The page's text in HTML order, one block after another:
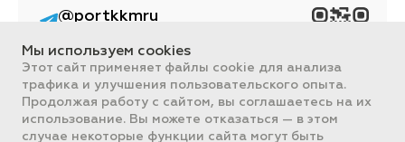
Вся информация, размещенная на сайте, носит ознакомительный
характер и не является публичной офертой, определяемой
положениями Статьи 437 ГК РФ.
Все цены на сайте указаны с НДС. ООО "ПОРТ" ИНН 2461018892,
@portkkmru
контент PORT - бизнес
портал
Мы используем cookies
Этот сайт применяет файлы cookie для анализа
трафика и улучшения пользовательского опыта.
Продолжая работу с сайтом, вы соглашаетесь на их
использование. Вы можете отказаться — в этом
случае некоторые функции сайта могут быть